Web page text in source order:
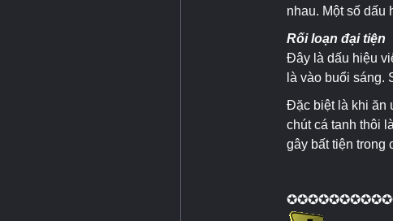
nhau. Một số dấu
Rối loạn đại tiện
Đây là dấu hiệu
là vào buổi sáng.
Đặc biệt là khi ăn
chút cá tanh thôi
gây bất tiện trong